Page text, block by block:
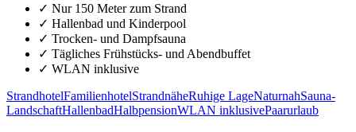
✓ Nur 150 Meter zum Strand
✓ Hallenbad und Kinderpool
✓ Trocken- und Dampfsauna
✓ Tägliches Frühstücks- und Abendbuffet
✓ WLAN inklusive
StrandhotelFamilienhotelStrandnäheRuhige LageNaturnahSauna-
LandschaftHallenbadHalbpensionWLAN inklusivePaarurlaub